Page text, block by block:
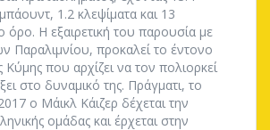
1.2 κλεψίματα και 13
όρο. Η εξαιρετική του παρουσία με
Παραλιμνίου, προκαλεί το έντονο
Κύμης που αρχίζει να τον πολιορκεί
στο δυναμικό της. Πράγματι, το
ο Μάικλ Κάιζερ δέχεται την
ομάδας και έρχεται στην